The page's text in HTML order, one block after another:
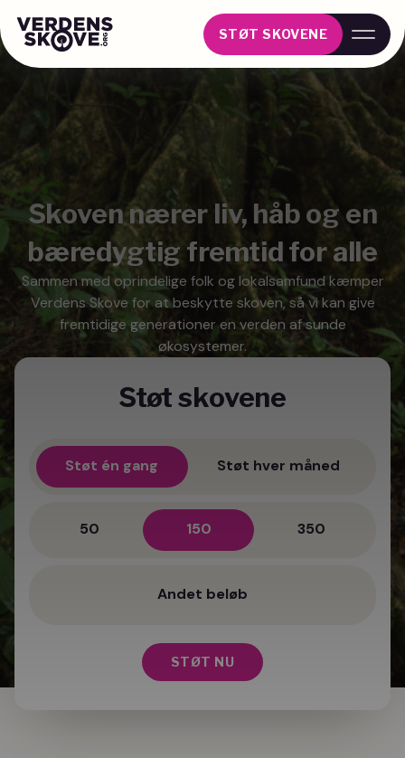
STØT SKOVENE
Skoven nærer liv, håb og en
bæredygtig fremtid for alle
Sammen med oprindelige folk og lokalsamfund kæmper
Verdens Skove for at beskytte skoven, så vi kan give
fremtidige generationer en verden af sunde
økosystemer.
Støt skovene
Støt én gang Støt hver måned
50 150 350
STØT NU